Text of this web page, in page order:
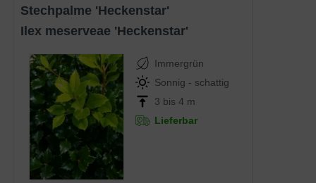
Stechpalme 'Heckenstar'
Ilex meserveae 'Heckenstar'
Immergrün
Sonnig - schattig
3 bis 4 m
Lieferbar